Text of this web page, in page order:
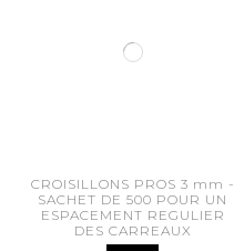
CROISILLONS PROS 3 mm -
SACHET DE 500 POUR UN
ESPACEMENT REGULIER
DES CARREAUX